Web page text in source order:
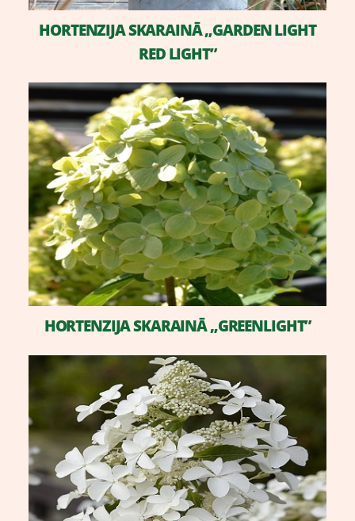
HORTENZIJA SKARAINĀ „GARDEN LIGHT
RED LIGHT”
HORTENZIJA SKARAINĀ „GREENLIGHT”